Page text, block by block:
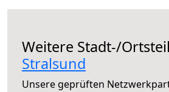
Weitere Stadt-/
Stralsund
Unsere geprüften